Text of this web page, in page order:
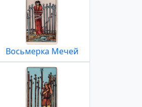
Восьмерка Мечей